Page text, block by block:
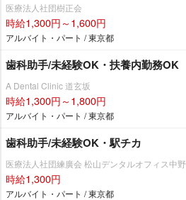
医療法人社団樹正会
時給1,300円～1,600円
アルバイト・パート / 東京都
歯科助手/未経験OK・扶養内勤務OK
A Dental Clinic 道玄坂
時給1,300円～1,800円
アルバイト・パート / 東京都
歯科助手/未経験OK・駅チカ
医療法人社団練廣会 松山デンタルオフィス中野
時給1,300円
アルバイト・パート / 東京都